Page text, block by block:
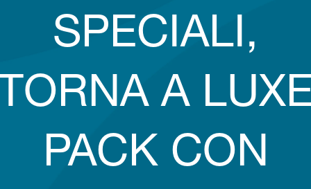
SPECIALI,
A
PACK CON